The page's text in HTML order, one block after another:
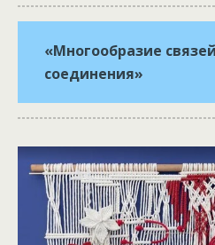
«Многообразие
соединения»